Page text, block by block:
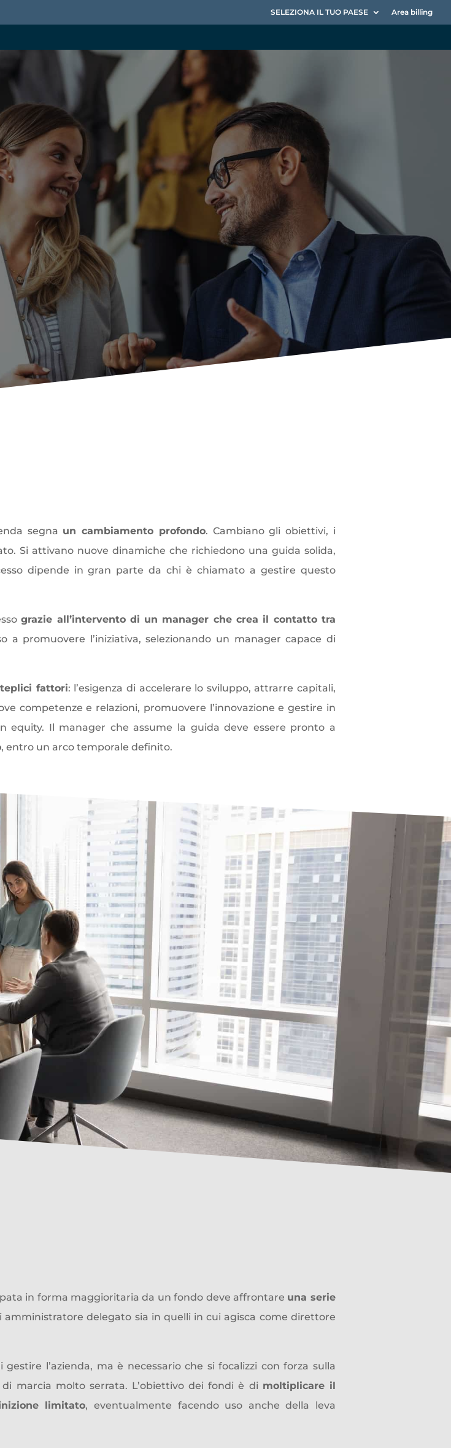
SELEZIONA IL TUO PAESE Area billing
manager:
creare valore
segna un cambiamento profondo. Cambiano gli obiettivi, i
Si attivano nuove dinamiche che richiedono una guida solida,
dipende in gran parte da chi è chiamato a gestire questo
grazie all’intervento di un manager che crea il contatto tra
a promuovere l’iniziativa, selezionando un manager capace di
fattori: l’esigenza di accelerare lo sviluppo, attrarre capitali,
competenze e relazioni, promuovere l’innovazione e gestire in
equity. Il manager che assume la guida deve essere pronto a
, entro un arco temporale definito.
in forma maggioritaria da un fondo deve affrontare una serie
amministratore delegato sia in quelli in cui agisca come direttore
l’azienda, ma è necessario che si focalizzi con forza sulla
marcia molto serrata. L’obiettivo dei fondi è di moltiplicare il
limitato, eventualmente facendo uso anche della leva